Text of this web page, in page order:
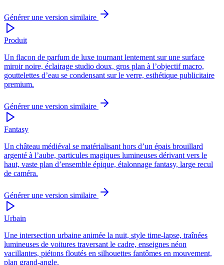
Générer une version similaire
Produit
Un flacon de parfum de luxe tournant lentement sur une surface
miroir noire, éclairage studio doux, gros plan à l’objectif macro,
gouttelettes d’eau se condensant sur le verre, esthétique publicitaire
premium.
Générer une version similaire
Fantasy
Un château médiéval se matérialisant hors d’un épais brouillard
argenté à l’aube, particules magiques lumineuses dérivant vers le
haut, vaste plan d’ensemble épique, étalonnage fantasy, large recul
de caméra.
Générer une version similaire
Urbain
Une intersection urbaine animée la nuit, style time-lapse, traînées
lumineuses de voitures traversant le cadre, enseignes néon
vacillantes, piétons floutés en silhouettes fantômes en mouvement,
plan grand-angle.